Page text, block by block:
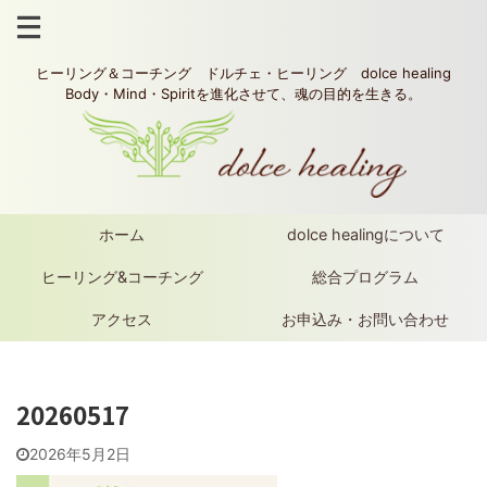
ヒーリング＆コーチング ドルチェ・ヒーリング dolce healing
Body・Mind・Spiritを進化させて、魂の目的を生きる。
ホーム dolce healingについて
ヒーリング&コーチング 総合プログラム
アクセス お申込み・お問い合わせ
20260517
2026年5月2日